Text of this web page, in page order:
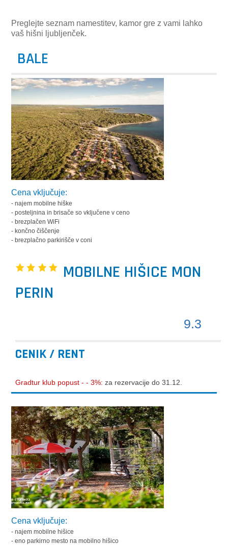
Preglejte seznam namestitev, kamor gre z vami lahko
vaš hišni ljubljenček.
BALE
Cena vključuje:
- najem mobilne hiške
- posteljnina in brisače so vključene v ceno
- brezplačen WiFi
- končno čiščenje
- brezplačno parkirišče v coni
MOBILNE HIŠICE MON
PERIN
9.3
CENIK / RENT
Gradtur klub popust - - 3%:za rezervacije do 31.12.
Cena vključuje:
- najem mobilne hišice
- eno parkirno mesto na mobilno hišico